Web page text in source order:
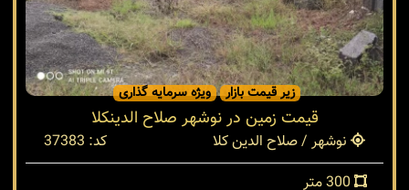
زیر قیمت بازار ویژه سرمایه گذاری
قیمت زمین در نوشهر صلاح الدینکلا
نوشهر / صلاح الدین کلا
کد: 37383